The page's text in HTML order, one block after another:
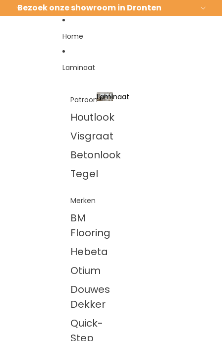
Bezoek onze showroom in Dronten
Home
Laminaat
Patroon
Houtlook
Visgraat
Betonlook
Tegel
Merken
BM
Flooring
Hebeta
Otium
Douwes
Dekker
Quick-
Step
Laminaat
Laminaat